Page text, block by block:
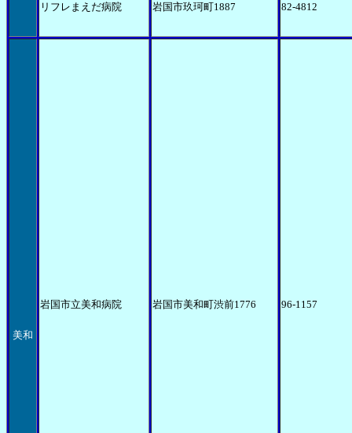
リフレまえだ病院 岩国市玖珂町1887 82-4812
美和
岩国市立美和病院 岩国市美和町渋前1776 96-1157